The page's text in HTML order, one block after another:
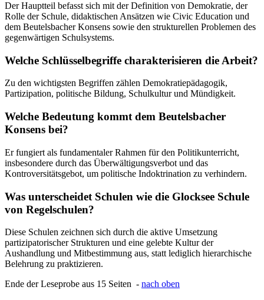
Der Hauptteil befasst sich mit der Definition von Demokratie, der
Rolle der Schule, didaktischen Ansätzen wie Civic Education und
dem Beutelsbacher Konsens sowie den strukturellen Problemen des
gegenwärtigen Schulsystems.
Welche Schlüsselbegriffe charakterisieren die Arbeit?
Zu den wichtigsten Begriffen zählen Demokratiepädagogik,
Partizipation, politische Bildung, Schulkultur und Mündigkeit.
Welche Bedeutung kommt dem Beutelsbacher
Konsens bei?
Er fungiert als fundamentaler Rahmen für den Politikunterricht,
insbesondere durch das Überwältigungsverbot und das
Kontroversitätsgebot, um politische Indoktrination zu verhindern.
Was unterscheidet Schulen wie die Glocksee Schule
von Regelschulen?
Diese Schulen zeichnen sich durch die aktive Umsetzung
partizipatorischer Strukturen und eine gelebte Kultur der
Aushandlung und Mitbestimmung aus, statt lediglich hierarchische
Belehrung zu praktizieren.
Ende der Leseprobe aus 15 Seiten - nach oben